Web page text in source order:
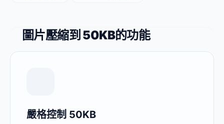
圖片壓縮到 50KB的功能
嚴格控制 50KB